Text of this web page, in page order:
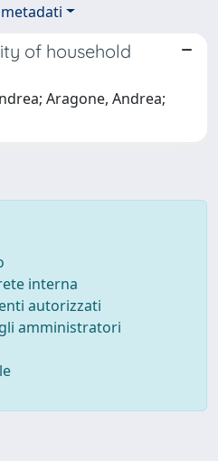
of household
Aragone, Andrea;
interna
autorizzati
amministratori